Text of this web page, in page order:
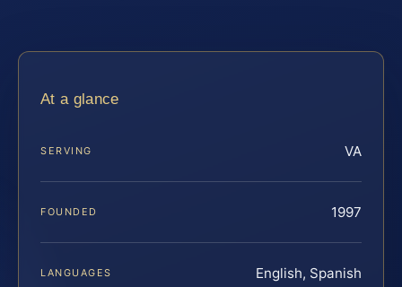
At a glance
SERVING VA
FOUNDED 1997
LANGUAGES English, Spanish